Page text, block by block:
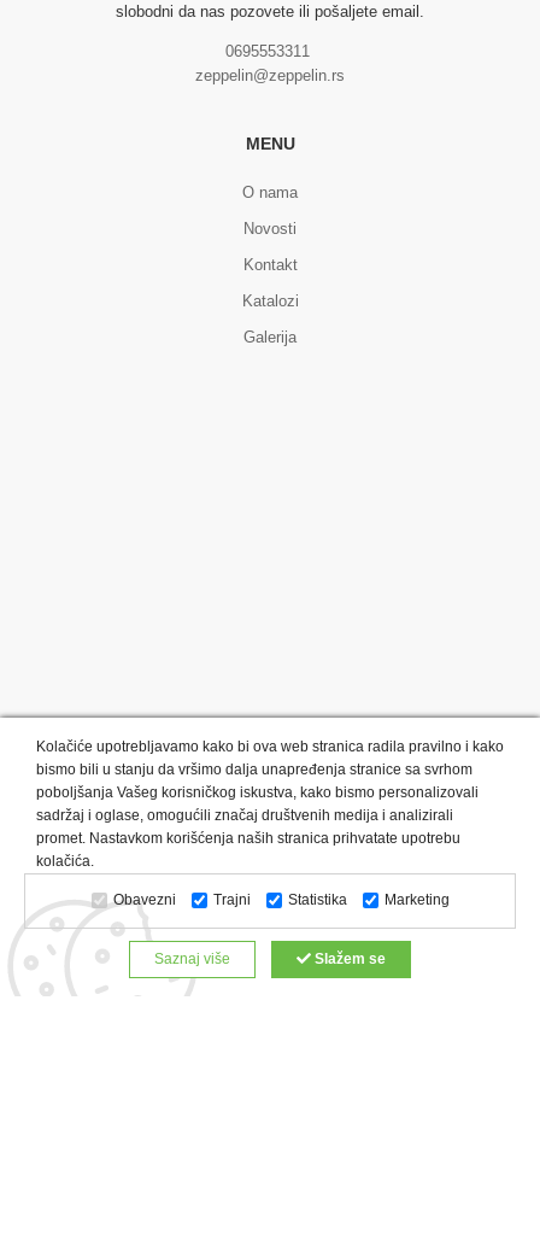
slobodni da nas pozovete ili pošaljete email.
0695553311
zeppelin@zeppelin.rs
MENU
O nama
Novosti
Kontakt
Katalozi
Galerija
Kategorije proizvoda: Olovke i markeri
Privesci i trakice
Upaljači
USB Tehnologija Tekstil
Kačketi i kape
Notesi i rokovnici
Kancelarija Satovi
Kišobrani
Torbe i putovanja
Kuhinjski setovi
Alati i oprema
Relaksacija, lepota i zdravlje
Kalendari
Custom proizvodi
Digitalna štampa
Kolačiće upotrebljavamo kako bi ova web stranica radila pravilno i kako
bismo bili u stanju da vršimo dalja unapređenja stranice sa svrhom
poboljšanja Vašeg korisničkog iskustva, kako bismo personalizovali
sadržaj i oglase, omogućili značaj društvenih medija i analizirali
promet. Nastavkom korišćenja naših stranica prihvatate upotrebu
kolačića.
Obavezni Trajni Statistika Marketing
Saznaj više Slažem se